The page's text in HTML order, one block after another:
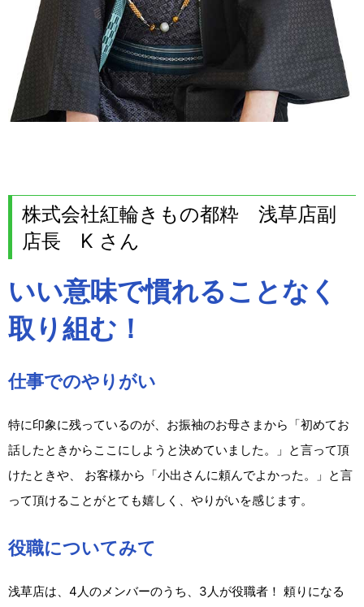
株式会社紅輪きもの都粋 浅草店副
店長 K さん
いい意味で慣れることなく
取り組む！
仕事でのやりがい
特に印象に残っているのが、お振袖のお母さまから「初めてお
話したときからここにしようと決めていました。」と言って頂
けたときや、 お客様から「小出さんに頼んでよかった。」と言
って頂けることがとても嬉しく、やりがいを感じます。
役職についてみて
浅草店は、4人のメンバーのうち、3人が役職者！ 頼りになる